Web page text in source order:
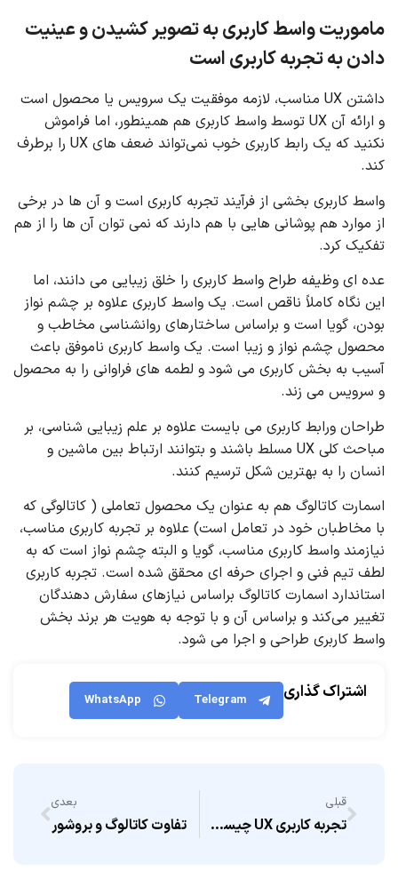
ماموریت واسط کاربری به تصویر کشیدن و عینیت
دادن به تجربه کاربری است
داشتن UX مناسب، لازمه موفقیت یک سرویس یا محصول است
و ارائه آن UX توسط واسط کاربری هم همینطور، اما فراموش
نکنید که یک رابط کاربری خوب نمی‌تواند ضعف های UX را برطرف
کند.
واسط کاربری بخشی از فرآیند تجربه کاربری است و آن ها در برخی
از موارد هم پوشانی هایی با هم دارند که نمی توان آن ها را از هم
تفکیک کرد.
عده ای وظیفه طراح واسط کاربری را خلق زیبایی می دانند، اما
این نگاه کاملاً ناقص است. یک واسط کاربری علاوه بر چشم نواز
بودن، گویا است و براساس ساختارهای روانشناسی مخاطب و
محصول چشم نواز و زیبا است. یک واسط کاربری ناموفق باعث
آسیب به بخش کاربری می شود و لطمه های فراوانی را به محصول
و سرویس می‌ زند.
طراحان ورابط کاربری می بایست علاوه بر علم زیبایی شناسی، بر
مباحث کلی UX مسلط باشند و بتوانند ارتباط بین ماشین و
انسان را به بهترین شکل ترسیم کنند.
اسمارت کاتالوگ هم به عنوان یک محصول تعاملی ( کاتالوگی که
با مخاطبان خود در تعامل است) علاوه بر تجربه کاربری مناسب،
نیازمند واسط کاربری مناسب، گویا و البته چشم نواز است که به
لطف تیم فنی و اجرای حرفه ای محقق شده است. تجربه کاربری
استاندارد اسمارت کاتالوگ براساس نیازهای سفارش دهندگان
تغییر می‌کند و براساس آن و با توجه به هویت هر برند بخش
واسط کاربری طراحی و اجرا می شود.
اشتراک گذاری Telegram
WhatsApp
قبلی
تجربه کاربری UX چیست؟ + مفهوم و عناصر تجربه کاربری
بعدی
تفاوت کاتالوگ و بروشور